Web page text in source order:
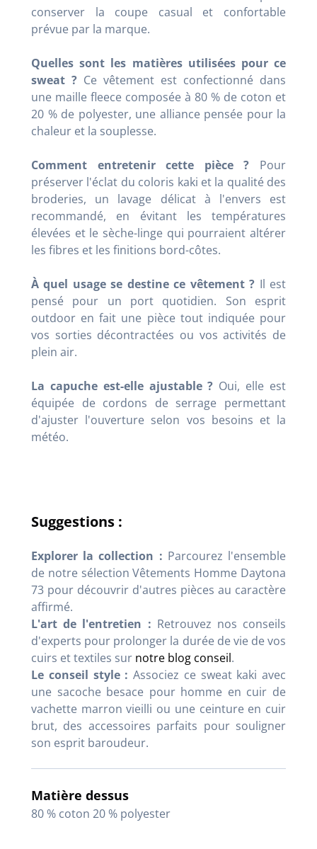
conserver la coupe casual et confortable
prévue par la marque.
Quelles sont les matières utilisées pour ce
sweat ? Ce vêtement est confectionné dans
une maille fleece composée à 80 % de coton et
20 % de polyester, une alliance pensée pour la
chaleur et la souplesse.
Comment entretenir cette pièce ? Pour
préserver l'éclat du coloris kaki et la qualité des
broderies, un lavage délicat à l'envers est
recommandé, en évitant les températures
élevées et le sèche-linge qui pourraient altérer
les fibres et les finitions bord-côtes.
À quel usage se destine ce vêtement ? Il est
pensé pour un port quotidien. Son esprit
outdoor en fait une pièce tout indiquée pour
vos sorties décontractées ou vos activités de
plein air.
La capuche est-elle ajustable ? Oui, elle est
équipée de cordons de serrage permettant
d'ajuster l'ouverture selon vos besoins et la
météo.
Suggestions :
Explorer la collection : Parcourez l'ensemble
de notre sélection Vêtements Homme Daytona
73 pour découvrir d'autres pièces au caractère
affirmé.
L'art de l'entretien : Retrouvez nos conseils
d'experts pour prolonger la durée de vie de vos
cuirs et textiles sur notre blog conseil.
Le conseil style : Associez ce sweat kaki avec
une sacoche besace pour homme en cuir de
vachette marron vieilli ou une ceinture en cuir
brut, des accessoires parfaits pour souligner
son esprit baroudeur.
Matière dessus
80 % coton 20 % polyester